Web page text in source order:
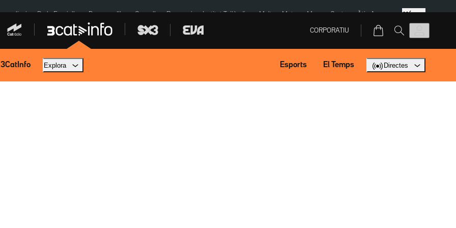
eclipsi De la Espriella Dos anys Illa Granollers Paraguai Institut Tailàndia Multa a Meta Menors Ceuta Àtic Ayuso Més
CORPORATIU
3CatInfo Explora Esports El Temps Directes